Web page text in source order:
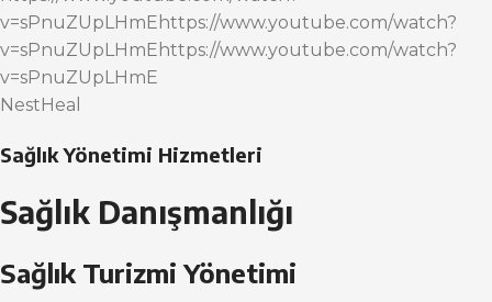
v=sPnuZUpLHmEhttps://www.youtube.com/watch?
v=sPnuZUpLHmEhttps://www.youtube.com/watch?
v=sPnuZUpLHmE
NestHeal
Sağlık Yönetimi Hizmetleri
Sağlık Danışmanlığı
Sağlık Turizmi Yönetimi